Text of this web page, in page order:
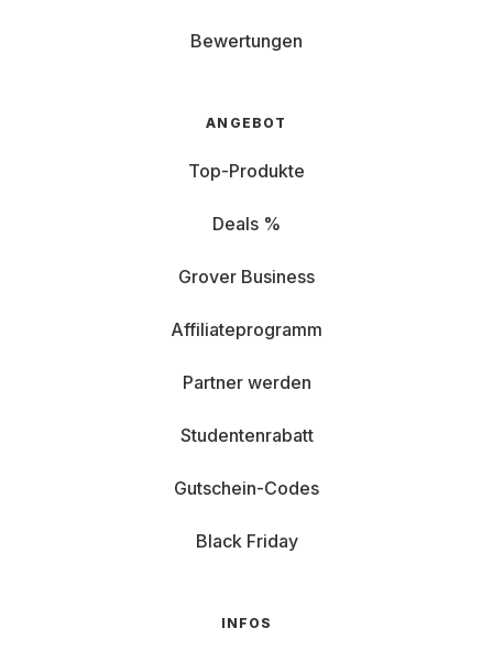
Bewertungen
ANGEBOT
Top-Produkte
Deals %
Grover Business
Affiliateprogramm
Partner werden
Studentenrabatt
Gutschein-Codes
Black Friday
INFOS